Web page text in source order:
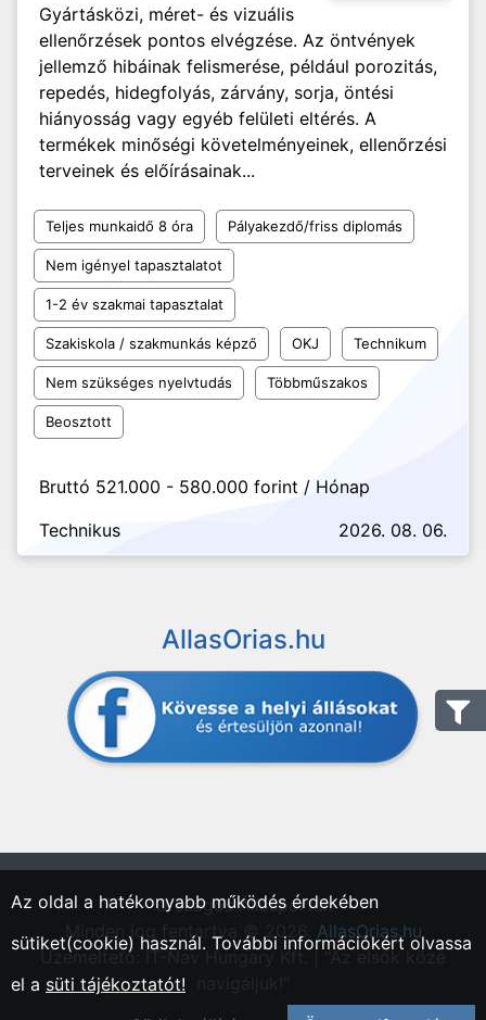
Gyártásközi, méret- és vizuális
ellenőrzések pontos elvégzése. Az öntvények
jellemző hibáinak felismerése, például porozitás,
repedés, hidegfolyás, zárvány, sorja, öntési
hiányosság vagy egyéb felületi eltérés. A
termékek minőségi követelményeinek, ellenőrzési
terveinek és előírásainak...
Teljes munkaidő 8 óra Pályakezdő/friss diplomás
Nem igényel tapasztalatot
1-2 év szakmai tapasztalat
Szakiskola / szakmunkás képző OKJ Technikum
Nem szükséges nyelvtudás Többműszakos
Beosztott
Bruttó 521.000 - 580.000 forint / Hónap
Technikus
2026. 08. 06.
AllasOrias.hu
"Országos Állásportál."
Minden jog fentartva © 2026. AllasOrias.hu
Üzemeltető: IT-Nav Hungary Kft. | "Az elsők közé
Az oldal a hatékonyabb működés érdekében
sütiket(cookie) használ. További információkért olvassa
el a süti tájékoztatót!